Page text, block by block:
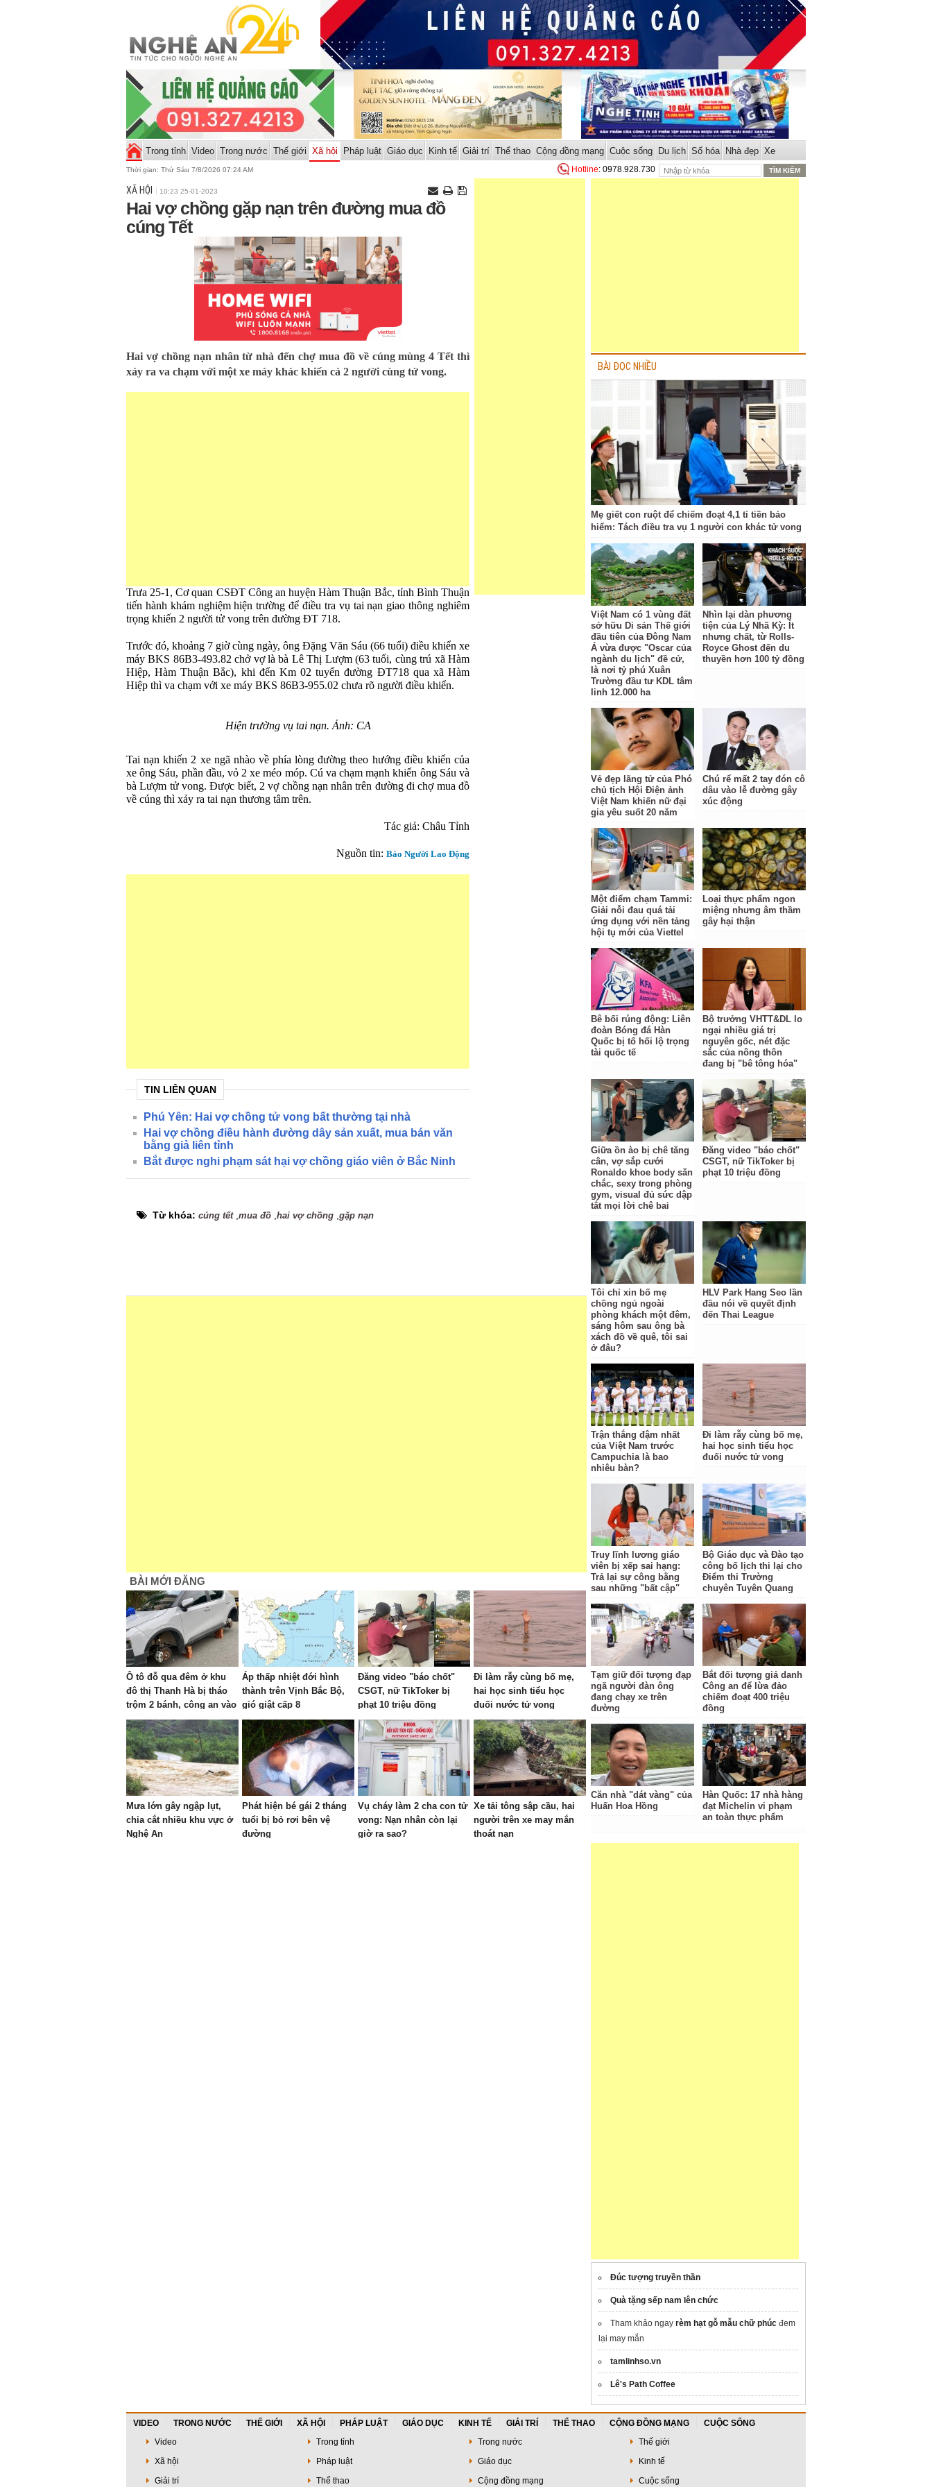
Trong tỉnh Video Trong nước Thế giới Xã hội Pháp luật Giáo dục Kinh tế Giải trí Thể thao Cộng đồng mạng Cuộc sống Du lịch Số hóa Nhà đẹp Xe
Thời gian: Thứ Sáu 7/8/2026 07:24 AM Hotline: 0978.928.730
XÃ HỘI 10:23 25-01-2023
Hai vợ chồng gặp nạn trên đường mua đồ
cúng Tết
Hai vợ chồng nạn nhân từ nhà đến chợ mua đồ về cúng mùng 4 Tết thì
xảy ra va chạm với một xe máy khác khiến cả 2 người cùng tử vong.
Trưa 25-1, Cơ quan CSĐT Công an huyện Hàm Thuận Bắc, tỉnh Bình Thuận
tiến hành khám nghiệm hiện trường để điều tra vụ tai nạn giao thông nghiêm
trọng khiến 2 người tử vong trên đường ĐT 718.
Trước đó, khoảng 7 giờ cùng ngày, ông Đặng Văn Sáu (66 tuổi) điều khiển xe
máy BKS 86B3-493.82 chở vợ là bà Lê Thị Lượm (63 tuổi, cùng trú xã Hàm
Hiệp, Hàm Thuận Bắc), khi đến Km 02 tuyến đường ĐT718 qua xã Hàm
Hiệp thì va chạm với xe máy BKS 86B3-955.02 chưa rõ người điều khiển.
Hiện trường vụ tai nạn. Ảnh: CA
Tai nạn khiến 2 xe ngã nhào về phía lòng đường theo hướng điều khiển của
xe ông Sáu, phần đầu, vỏ 2 xe méo móp. Cú va chạm mạnh khiến ông Sáu và
bà Lượm tử vong. Được biết, 2 vợ chồng nạn nhân trên đường đi chợ mua đồ
về cúng thì xảy ra tai nạn thương tâm trên.
Tác giả: Châu Tỉnh
Nguồn tin: Báo Người Lao Động
TIN LIÊN QUAN
Phú Yên: Hai vợ chồng tử vong bất thường tại nhà
Hai vợ chồng điều hành đường dây sản xuất, mua bán văn
bằng giả liên tỉnh
Bắt được nghi phạm sát hại vợ chồng giáo viên ở Bắc Ninh
Từ khóa: cúng tết, mua đồ hai vợ chồng gặp nạn
BÀI MỚI ĐĂNG
Ô tô đỗ qua đêm ở khu
đô thị Thanh Hà bị tháo
trộm 2 bánh, công an vào
cuộc
Áp thấp nhiệt đới hình
thành trên Vịnh Bắc Bộ,
gió giật cấp 8
Đăng video "báo chốt"
CSGT, nữ TikToker bị
phạt 10 triệu đồng
Đi làm rẫy cùng bố mẹ,
hai học sinh tiểu học
đuối nước tử vong
Mưa lớn gây ngập lụt,
chia cắt nhiều khu vực ở
Nghệ An
Phát hiện bé gái 2 tháng
tuổi bị bỏ rơi bên vệ
đường
Vụ cháy làm 2 cha con tử
vong: Nạn nhân còn lại
giờ ra sao?
Xe tải tông sập cầu, hai
người trên xe may mắn
thoát nạn
BÀI ĐỌC NHIỀU
Mẹ giết con ruột để chiếm đoạt 4,1 tỉ tiền bảo
hiểm: Tách điều tra vụ 1 người con khác tử vong
Việt Nam có 1 vùng đất
sở hữu Di sản Thế giới
đầu tiên của Đông Nam
Á vừa được "Oscar của
ngành du lịch" đề cử,
là nơi tỷ phú Xuân
Trường đầu tư KDL tâm
linh 12.000 ha
Nhìn lại dàn phương
tiện của Lý Nhã Kỳ: Ít
nhưng chất, từ Rolls-
Royce Ghost đến du
thuyền hơn 100 tỷ đồng
Vẻ đẹp lãng tử của Phó
chủ tịch Hội Điện ảnh
Việt Nam khiến nữ đại
gia yêu suốt 20 năm
Chú rể mất 2 tay đón cô
dâu vào lễ đường gây
xúc động
Một điểm chạm Tammi:
Giải nỗi đau quá tải
ứng dụng với nền tảng
hội tụ mới của Viettel
Loại thực phẩm ngon
miệng nhưng âm thầm
gây hại thận
Bê bối rúng động: Liên
đoàn Bóng đá Hàn
Quốc bị tố hối lộ trọng
tài quốc tế
Bộ trưởng VHTT&DL lo
ngại nhiều giá trị
nguyên gốc, nét đặc
sắc của nông thôn
đang bị "bê tông hóa"
Giữa ồn ào bị chê tăng
cân, vợ sắp cưới
Ronaldo khoe body săn
chắc, sexy trong phòng
gym, visual đủ sức dập
tắt mọi lời chê bai
Đăng video "báo chốt"
CSGT, nữ TikToker bị
phạt 10 triệu đồng
Tôi chỉ xin bố mẹ
chồng ngủ ngoài
phòng khách một đêm,
sáng hôm sau ông bà
xách đồ về quê, tôi sai
ở đâu?
HLV Park Hang Seo lần
đầu nói về quyết định
đến Thai League
Trận thắng đậm nhất
của Việt Nam trước
Campuchia là bao
nhiêu bàn?
Đi làm rẫy cùng bố mẹ,
hai học sinh tiểu học
đuối nước tử vong
Truy lĩnh lương giáo
viên bị xếp sai hạng:
Trả lại sự công bằng
sau những "bất cập"
Bộ Giáo dục và Đào tạo
công bố lịch thi lại cho
Điểm thi Trường
chuyên Tuyên Quang
Tạm giữ đối tượng đạp
ngã người đàn ông
đang chạy xe trên
đường
Bắt đối tượng giả danh
Công an để lừa đảo
chiếm đoạt 400 triệu
đồng
Căn nhà "dát vàng" của
Huấn Hoa Hồng
Hàn Quốc: 17 nhà hàng
đạt Michelin vi phạm
an toàn thực phẩm
Đúc tượng truyền thần
Quà tặng sếp nam lên chức
Tham khảo ngay rèm hạt gỗ mẫu chữ phúc đem
lại may mắn
tamlinhso.vn
Lê's Path Coffee
VIDEO TRONG NƯỚC THẾ GIỚI XÃ HỘI PHÁP LUẬT GIÁO DỤC KINH TẾ GIẢI TRÍ THỂ THAO CỘNG ĐỒNG MẠNG
CUỘC SỐNG
Video
Trong tỉnh Trong nước
Thế giới
Xã hội
Pháp luật Giáo dục
Kinh tế
Giải trí
Thể thao Cộng đồng mạng Cuộc sống